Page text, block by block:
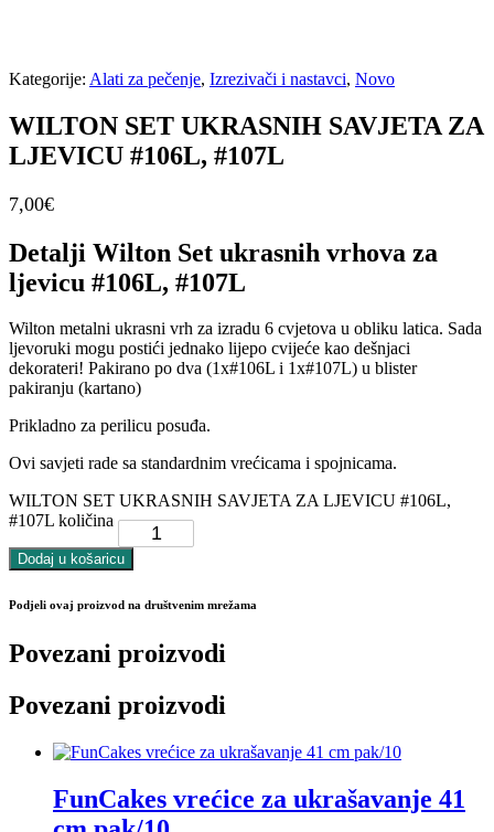
Kategorije: Alati za pečenje, Izrezivači i nastavci, Novo
WILTON SET UKRASNIH SAVJETA ZA
LJEVICU #106L, #107L
7,00€
Detalji Wilton Set ukrasnih vrhova za
ljevicu #106L, #107L
Wilton metalni ukrasni vrh za izradu 6 cvjetova u obliku latica. Sada
ljevoruki mogu postići jednako lijepo cvijeće kao dešnjaci
dekorateri! Pakirano po dva (1x#106L i 1x#107L) u blister
pakiranju (kartano)
Prikladno za perilicu posuđa.
Ovi savjeti rade sa standardnim vrećicama i spojnicama.
WILTON SET UKRASNIH SAVJETA ZA LJEVICU #106L,
#107L količina
Dodaj u košaricu
Podjeli ovaj proizvod na društvenim mrežama
Povezani proizvodi
Povezani proizvodi
FunCakes vrećice za ukrašavanje 41